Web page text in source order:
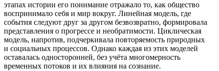
этапах истории его понимание отражало то, как общество
воспринимало себя и мир вокруг. Линейная модель, где
события следуют друг за другом безвозвратно, формировала
представления о прогрессе и необратимости. Циклическая
модель, напротив, подчеркивала повторяемость природных
и социальных процессов. Однако каждая из этих моделей
оставалась односторонней, без учёта многомерность
временных потоков и их влияния на сознание.